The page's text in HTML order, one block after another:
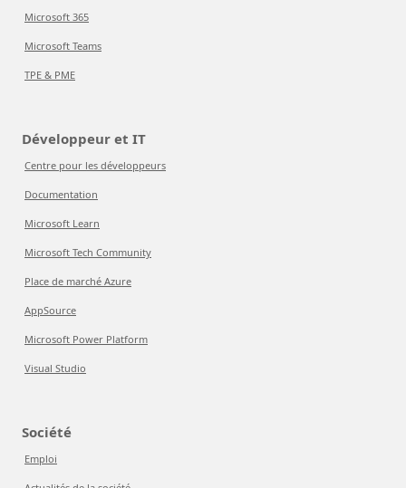
Microsoft 365
Microsoft Teams
TPE & PME
Développeur et IT
Centre pour les développeurs
Documentation
Microsoft Learn
Microsoft Tech Community
Place de marché Azure
AppSource
Microsoft Power Platform
Visual Studio
Société
Emploi